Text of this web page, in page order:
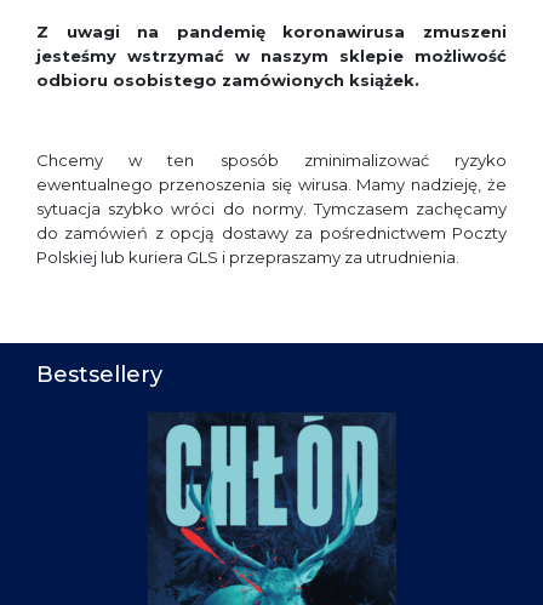
Z uwagi na pandemię koronawirusa zmuszeni
jesteśmy wstrzymać w naszym sklepie możliwość
odbioru osobistego zamówionych książek.
Chcemy w ten sposób zminimalizować ryzyko
ewentualnego przenoszenia się wirusa. Mamy nadzieję, że
sytuacja szybko wróci do normy. Tymczasem zachęcamy
do zamówień z opcją dostawy za pośrednictwem Poczty
Polskiej lub kuriera GLS i przepraszamy za utrudnienia.
Bestsellery